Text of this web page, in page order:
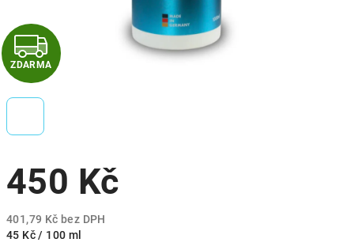
450 Kč
401,79 Kč bez DPH
Měrná
45 Kč / 100 ml
Z
D
M
A
ZDARMA